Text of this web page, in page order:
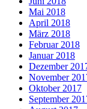
Mai 2018
April 2018
März 2018
Februar 2018
Januar 2018
Dezember
November
Oktober 2017
September